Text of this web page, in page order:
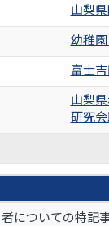
山梨
幼稚
富士
山梨
研究
についての特記